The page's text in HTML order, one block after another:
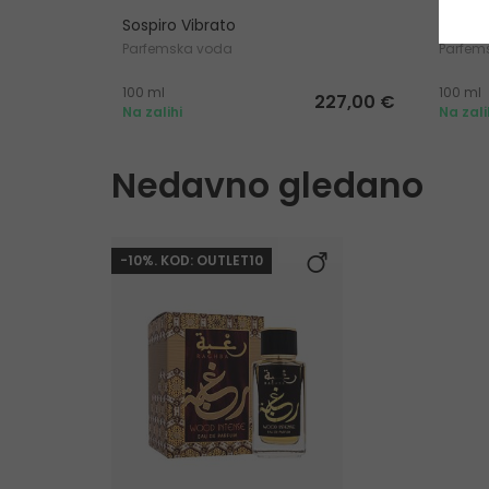
Sospiro Vibrato
Parfemska voda
100 ml
Na zalihi
227,00 €
100 ml
Na
Nedavno gledano
-10%. KOD: OUTLET10